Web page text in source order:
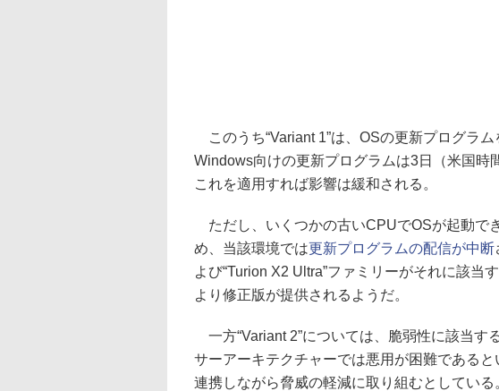
このうち“Variant 1”は、OSの更新プログラム
Windows向けの更新プログラムは3日（米国時
これを適用すれば影響は緩和される。
ただし、いくつかの古いCPUでOSが起動で
め、当該環境では更新プログラムの配信が中断
よび“Turion X2 Ultra”ファミリーがそれに該当
より修正版が提供されるようだ。
一方“Variant 2”については、脆弱性に該当す
サーアーキテクチャーでは悪用が困難である
連携しながら脅威の軽減に取り組むとしてい